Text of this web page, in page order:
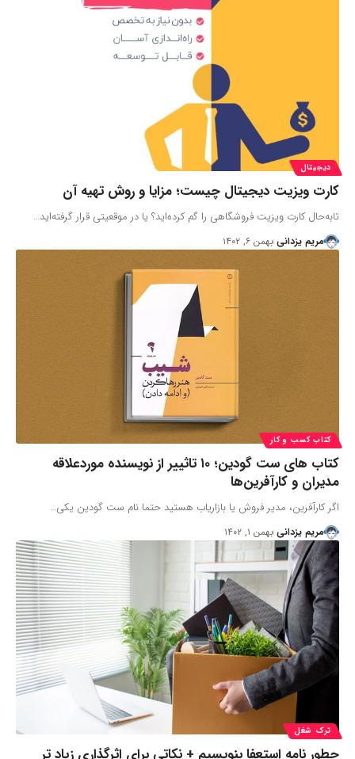
دیجیتال
کارت ویزیت دیجیتال چیست؛ مزایا و روش تهیه آن
تابه‌حال کارت ویزیت فروشگاهی را گم کرده‌اید؟ یا در موقعیتی قرار گرفته‌اید…
مریم یزدانی بهمن ۶, ۱۴۰۲
کتاب کسب و کار
کتاب های ست گودین؛ ۱۰ تاثییر از نویسنده موردعلاقه
مدیران و کارآفرین‌ها
اگر کارآفرین، مدیر فروش یا بازاریاب هستید حتما نام ست گودین یکی…
مریم یزدانی بهمن ۱, ۱۴۰۲
ترک شغل
چطور نامه استعفا بنویسیم + نکاتی برای اثرگذاری زیاد تر